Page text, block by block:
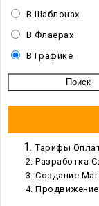
В Шаблонах
В Флаерах
В Графике
Тарифы
Разработка
Создание
Продвижение